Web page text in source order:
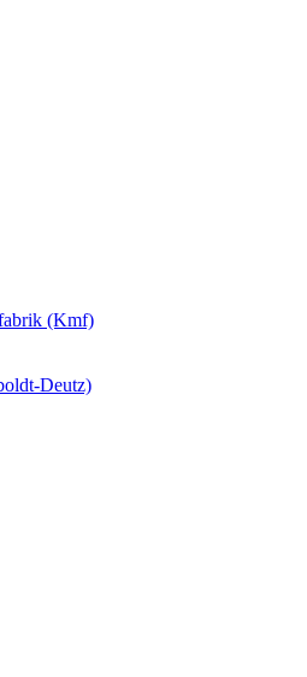
(Kmf)
Deutz)